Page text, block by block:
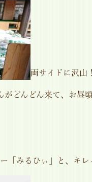
両サイドに沢山！
がどんどん来て、お昼
「みるひぃ」と、キ